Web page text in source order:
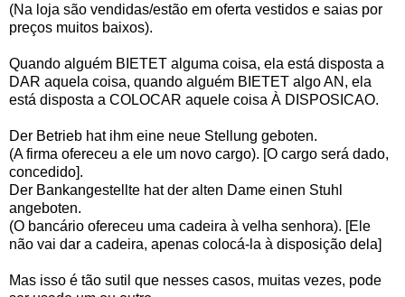
(Na loja são vendidas/estão em oferta vestidos e saias por
preços muitos baixos).
Quando alguém BIETET alguma coisa, ela está disposta a
DAR aquela coisa, quando alguém BIETET algo AN, ela
está disposta a COLOCAR aquele coisa À DISPOSICAO.
Der Betrieb hat ihm eine neue Stellung geboten.
(A firma ofereceu a ele um novo cargo). [O cargo será dado,
concedido].
Der Bankangestellte hat der alten Dame einen Stuhl
angeboten.
(O bancário ofereceu uma cadeira à velha senhora). [Ele
não vai dar a cadeira, apenas colocá-la à disposição dela]
Mas isso é tão sutil que nesses casos, muitas vezes, pode